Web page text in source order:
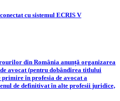
cu sistemul ECRIS V
din România anunță organizarea
avocat (pentru dobândirea titlului
în profesia de avocat a
de definitivat în alte profesii juridice,